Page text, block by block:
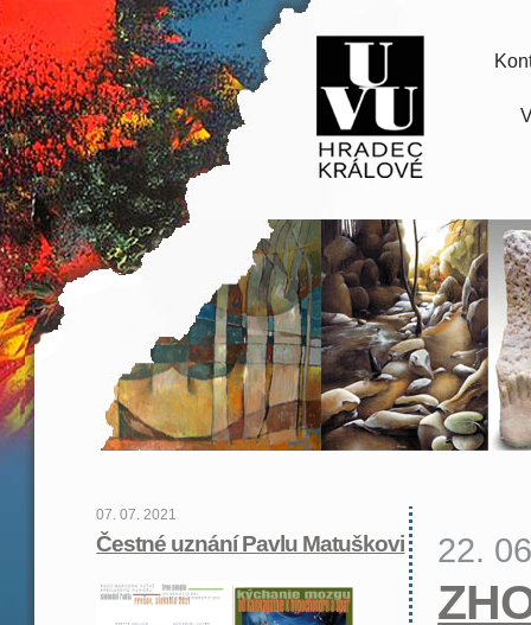
07. 07. 2021
Čestné uznání Pavlu Matuškovi 22.